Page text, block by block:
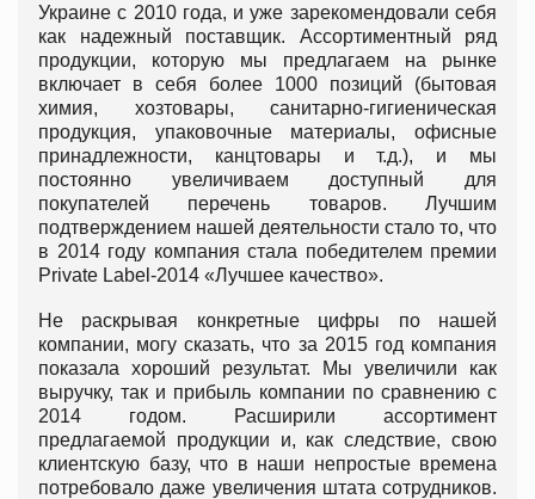
Украине с 2010 года, и уже зарекомендовали себя
как надежный поставщик. Ассортиментный ряд
продукции, которую мы предлагаем на рынке
включает в себя более 1000 позиций (бытовая
химия, хозтовары, санитарно-гигиеническая
продукция, упаковочные материалы, офисные
принадлежности, канцтовары и т.д.), и мы
постоянно увеличиваем доступный для
покупателей перечень товаров. Лучшим
подтверждением нашей деятельности стало то, что
в 2014 году компания стала победителем премии
Privatе Label-2014 «Лучшее качество».
Не раскрывая конкретные цифры по нашей
компании, могу сказать, что за 2015 год компания
показала хороший результат. Мы увеличили как
выручку, так и прибыль компании по сравнению с
2014 годом. Расширили ассортимент
предлагаемой продукции и, как следствие, свою
клиентскую базу, что в наши непростые времена
потребовало даже увеличения штата сотрудников.